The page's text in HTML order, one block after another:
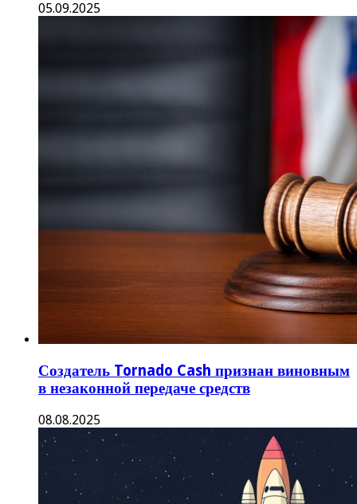
05.09.2025
Создатель Tornado Cash признан виновным
в незаконной передаче средств
08.08.2025